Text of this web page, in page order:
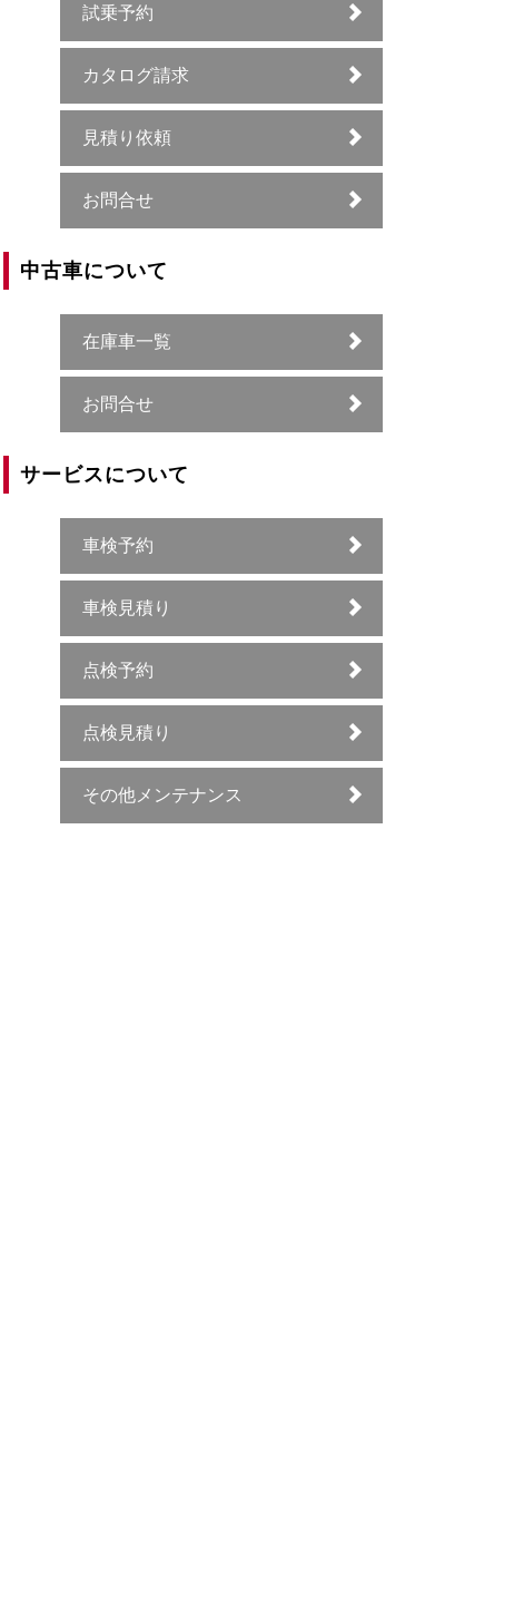
試乗予約
カタログ請求
見積り依頼
お問合せ
中古車について
在庫車一覧
お問合せ
サービスについて
車検予約
車検見積り
点検予約
点検見積り
その他メンテナンス